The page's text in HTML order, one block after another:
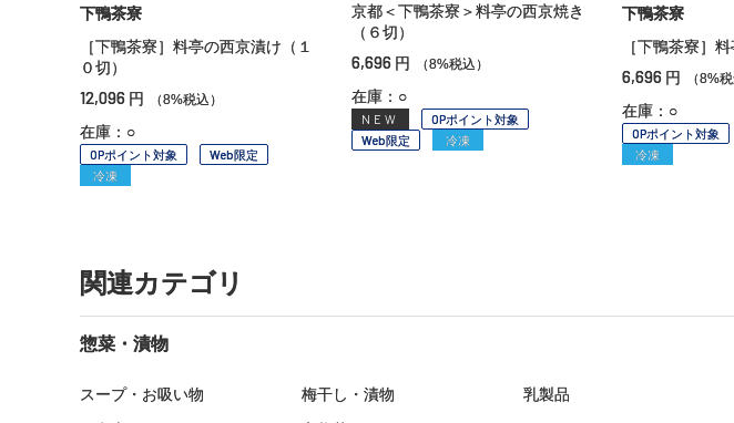
下鴨茶寮
［下鴨茶寮］料亭の西京漬け（１
０切）
12,096 円 （8%税込）
在庫：○
OPポイント対象
Web限定
冷凍
京都＜下鴨茶寮＞料亭の西京焼き
（６切）
6,696 円 （8%税込）
在庫：○
NEW
OPポイント対象
Web限定
冷凍
下鴨茶寮
［下鴨茶寮］
6,696 円 （8%税
在庫：○
OPポイント対象
冷凍
関連カテゴリ
惣菜・漬物
スープ・お吸い物 梅干し・漬物 乳製品